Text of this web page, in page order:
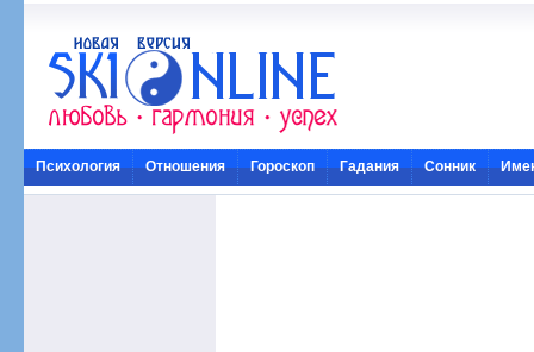
Психология Отношения Гороскоп Гадания Сонник